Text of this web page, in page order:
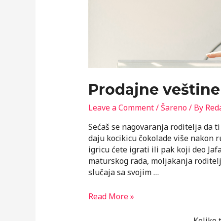
Prodajne
Leave a Comment/Šareno/ By
Sećaš se nagovaranja roditelja da
daju kocikicu čokolade više nakon
igricu ćete igrati ili pak koji deo
maturskog rada, moljakanja
slučaja sa svojim …
Prodajne
Read More »